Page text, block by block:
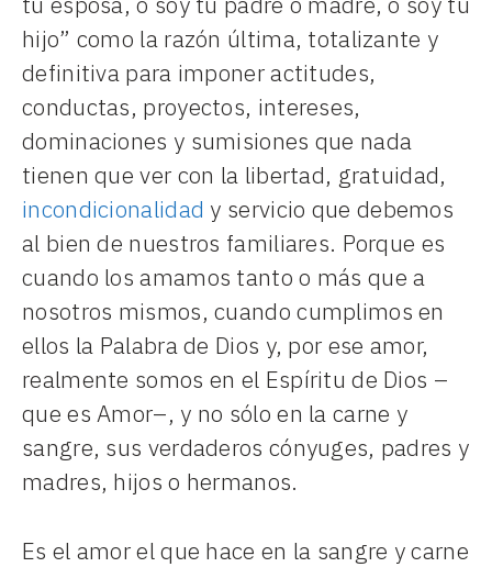
hijo” como la razón última, totalizante y
definitiva para imponer actitudes,
conductas, proyectos, intereses,
dominaciones y sumisiones que nada
tienen que ver con la libertad, gratuidad,
incondicionalidad y servicio que debemos
al bien de nuestros familiares. Porque es
cuando los amamos tanto o más que a
nosotros mismos, cuando cumplimos en
ellos la Palabra de Dios y, por ese amor,
realmente somos en el Espíritu de Dios –
que es Amor–, y no sólo en la carne y
sangre, sus verdaderos cónyuges, padres y
madres, hijos o hermanos.
Es el amor el que hace en la sangre y carne